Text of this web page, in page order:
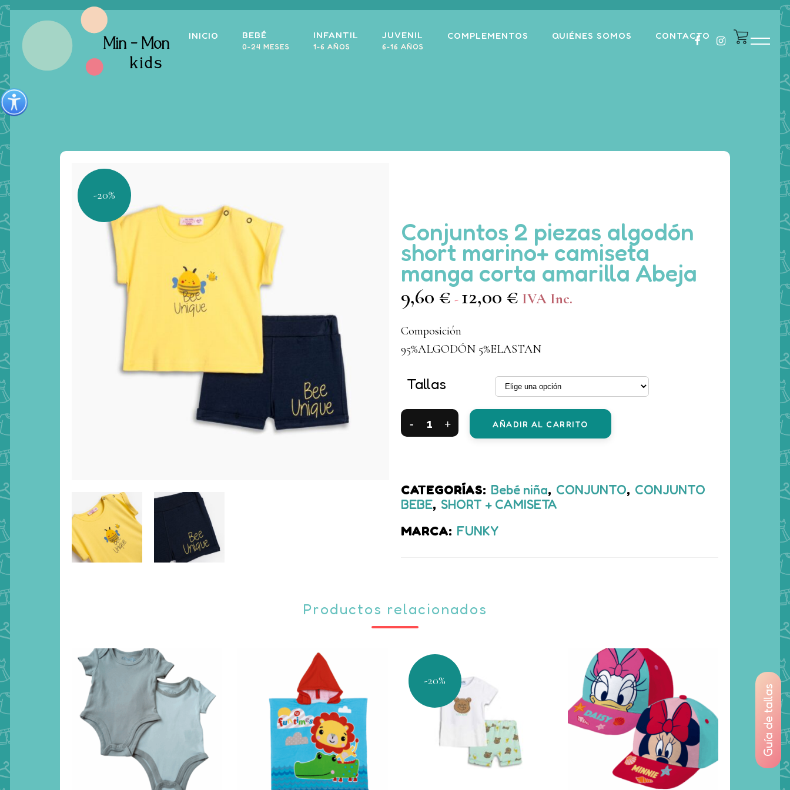
INICIO BEBÉ
0-24 MESES
INFANTIL
1-6 AÑOS
JUVENIL
6-16 AÑOS
COMPLEMENTOS QUIÉNES SOMOS CONTACTO
Guía de tallas
-20%
Conjuntos 2 piezas algodón
short marino+ camiseta
manga corta amarilla Abeja
9,60 € - 12,00 € Rango
desde
hasta
12,00 €
IVA Inc.
Composición
95%ALGODÓN 5%ELASTAN
Tallas
Conjuntos
algodón
short
marino+
amarilla
quantity
AÑADIR AL CARRITO
CATEGORÍAS: Bebé niña, CONJUNTO, CONJUNTO
BEBE, SHORT + CAMISETA
MARCA: FUNKY
Productos relacionados
-20%